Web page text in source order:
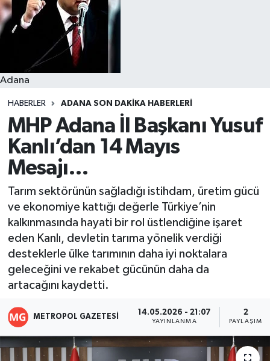
Adana
HABERLER ADANA SON DAKIKA HABERLERI
MHP Adana İl Başkanı Yusuf
Kanlı’dan 14 Mayıs
Mesajı…
Tarım sektörünün sağladığı istihdam, üretim gücü
ve ekonomiye kattığı değerle Türkiye’nin
kalkınmasında hayati bir rol üstlendiğine işaret
eden Kanlı, devletin tarıma yönelik verdiği
desteklerle ülke tarımının daha iyi noktalara
geleceğini ve rekabet gücünün daha da
artacağını kaydetti.
METROPOL GAZETESI 14.05.2026 - 21:07
YAYINLANMA
2
PAYLAŞIM
Resmi İlanlar